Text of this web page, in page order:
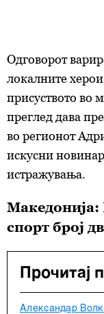
Одговорот
локалните
присуството во
преглед дава
во регионот
искусни
истражувања.
Македонија:
спорт број
Прочитај
Александар